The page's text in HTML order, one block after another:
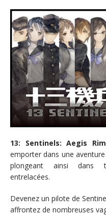
13: Sentinels: Aegis Rim
emporter dans une
plongeant ainsi dans
entrelacées.
Devenez un pilote de
affrontez de nombreuses